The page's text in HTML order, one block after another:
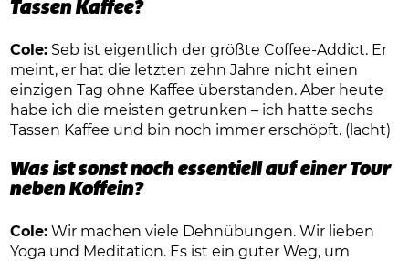
Tassen Kaffee?
Cole: Seb ist eigentlich der größte Coffee-Addict. Er
meint, er hat die letzten zehn Jahre nicht einen
einzigen Tag ohne Kaffee überstanden. Aber heute
habe ich die meisten getrunken – ich hatte sechs
Tassen Kaffee und bin noch immer erschöpft. (lacht)
Was ist sonst noch essentiell auf einer Tour
neben Koffein?
Cole: Wir machen viele Dehnübungen. Wir lieben
Yoga und Meditation. Es ist ein guter Weg, um